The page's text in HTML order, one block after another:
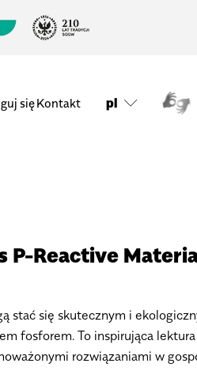
sięKontakt pl
P-Reactive
stać się skutecznym i
fosforem. To inspirująca
rozwiązaniami w